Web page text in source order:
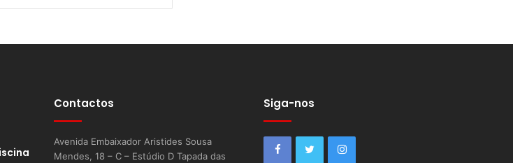
Contactos
Avenida Embaixador Aristides Sousa
Mendes, 18 – C – Estúdio D Tapada das
Siga-nos